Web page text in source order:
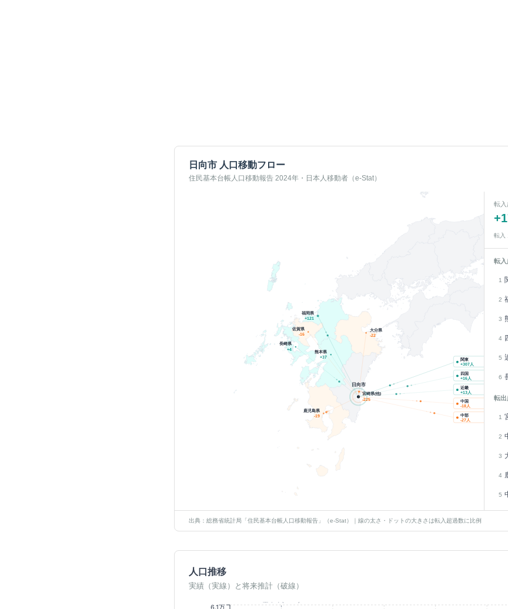
日向市 人口移動フロー
住民基本台帳人口移動報告 2024年・日本人移動者（e-Stat）
福岡県
+121
熊本県
+37
長崎県
+4
佐賀県
-16
鹿児島県
-19
大分県
-22
宮崎県(他)
-225
日向市
関東
+307人
四国
+16人
近畿
+13人
中国
-18人
中部
-27人
転入
+
転入
転入
1
2
3
4
5
6
転出
1
2
3
4
5
出典：総務省統計局「住民基本台帳人口移動報告」（e-Stat）｜線の太さ・ドットの大きさは転入超過数に比例
人口推移
実績（実線）と将来推計（破線）